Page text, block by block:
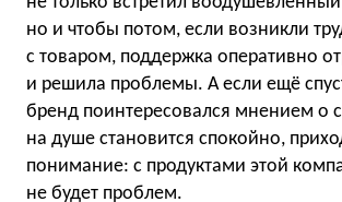
но и чтобы потом, если возникли
с товаром, поддержка оперативно
и решила проблемы. А если ещё
бренд поинтересовался мнением о
на душе становится спокойно,
понимание: с продуктами этой
не будет проблем.